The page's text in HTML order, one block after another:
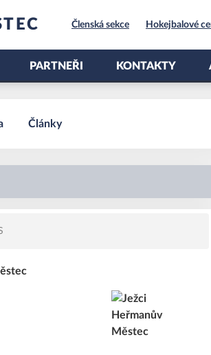
Členská sekce Hokejbalové
PARTNEŘI KONTAKTY
Články